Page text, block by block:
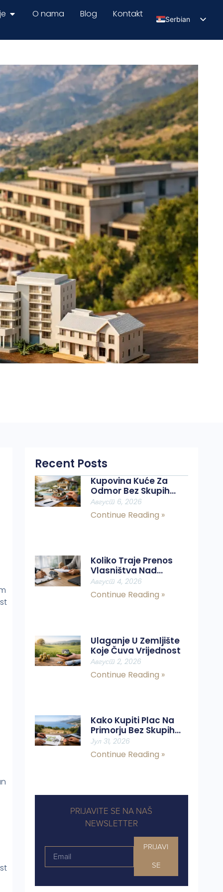
O nama Blog Kontakt
Serbian
Recent Posts
Kupovina Kuće Za
Odmor Bez Skupih
Grešaka
Август 6, 2026
Continue Reading »
Koliko Traje Prenos
Vlasništva Nad
Nekretninom?
Август 4, 2026
Continue Reading »
Ulaganje U Zemljište
Koje Čuva Vrijednost
Август 2, 2026
Continue Reading »
Kako Kupiti Plac Na
Primorju Bez Skupih
Grešaka
Јул 31, 2026
Continue Reading »
PRIJAVITE SE NA NAŠ
NEWSLETTER
PRIJAVI
SE